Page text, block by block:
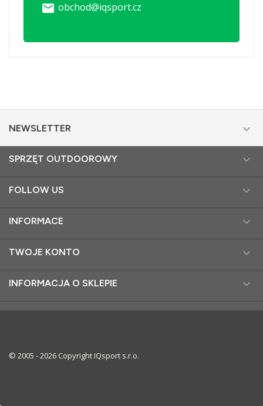
email obchod@iqsport.cz
NEWSLETTER 
SPRZĘT OUTDOOROWY 
FOLLOW US 
INFORMACE 
TWOJE KONTO 
INFORMACJA O SKLEPIE 
© 2005 - 2026 Copyright IQsport s.r.o.